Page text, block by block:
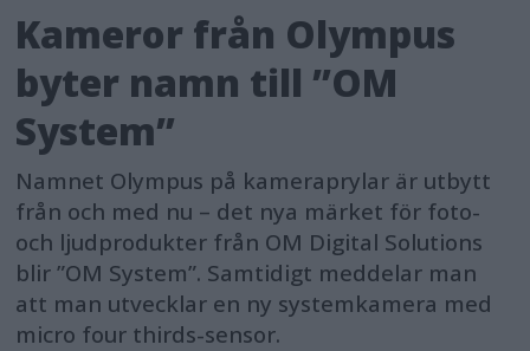
Kameror från Olympus
byter namn till ”OM
System”
Namnet Olympus på kameraprylar är utbytt
från och med nu – det nya märket för foto-
och ljudprodukter från OM Digital Solutions
blir ”OM System”. Samtidigt meddelar man
att man utvecklar en ny systemkamera med
micro four thirds-sensor.